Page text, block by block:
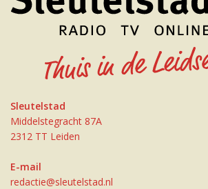
Sleutelstad
Middelstegracht 87A
2312 TT Leiden
E-mail
redactie@sleutelstad.nl